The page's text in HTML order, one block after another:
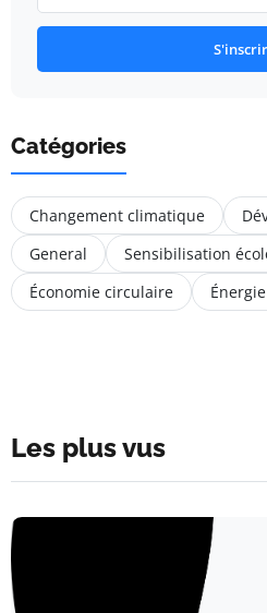
Catégories
Changement climatique
General
Sensibilisation
Économie circulaire
Les plus vus